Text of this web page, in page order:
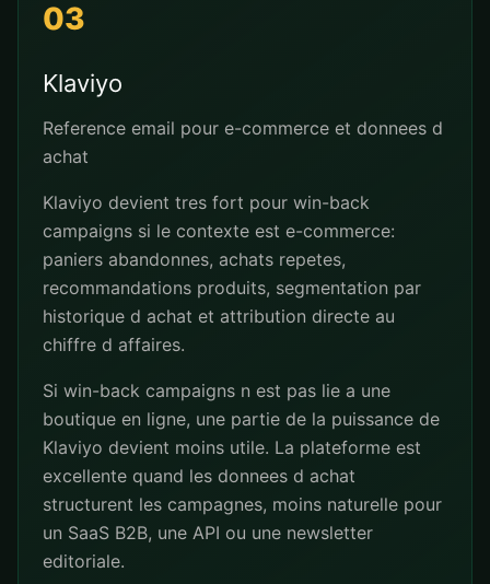
03
Klaviyo
Reference email pour e-commerce et donnees d
achat
Klaviyo devient tres fort pour win-back
campaigns si le contexte est e-commerce:
paniers abandonnes, achats repetes,
recommandations produits, segmentation par
historique d achat et attribution directe au
chiffre d affaires.
Si win-back campaigns n est pas lie a une
boutique en ligne, une partie de la puissance de
Klaviyo devient moins utile. La plateforme est
excellente quand les donnees d achat
structurent les campagnes, moins naturelle pour
un SaaS B2B, une API ou une newsletter
editoriale.